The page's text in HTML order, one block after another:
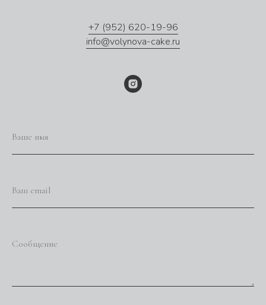
+7 (952) 620-19-96
info@volynova-cake.ru
Ваше имя
Ваш email
Сообщение